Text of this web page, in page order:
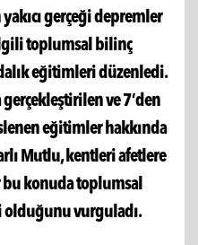
gerçeği depremler
toplumsal bilinç
eğitimleri düzenledi.
gerçekleştirilen ve 7’den
eğitimler hakkında
Mutlu, kentleri afetlere
konuda toplumsal
olduğunu vurguladı.